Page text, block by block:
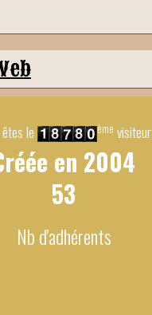
le ème visiteur
en 2004
53
Nb d'adhérents